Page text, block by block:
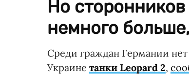
Но
немного
Среди граждан Германии
Украине танки Leopard 2,